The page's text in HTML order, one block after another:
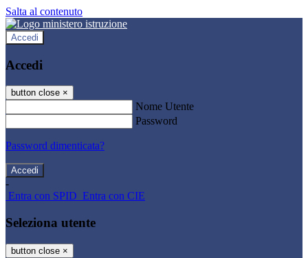
Salta al contenuto
Accedi
Accedi
button close ×
Nome Utente
Password
Password dimenticata?
-
Entra con SPID Entra con CIE
Seleziona utente
button close ×